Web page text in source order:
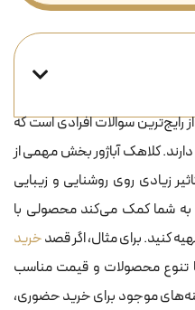
رایج‌ترین سوالات افرادی است که
کلاهک آباژور بخش مهمی از
زیادی روی روشنایی و زیبایی
شما کمک می‌کند محصولی با
کنید. برای مثال، اگر قصدخرید
تنوع محصولات و قیمت مناسب
موجود برای خرید حضوری،